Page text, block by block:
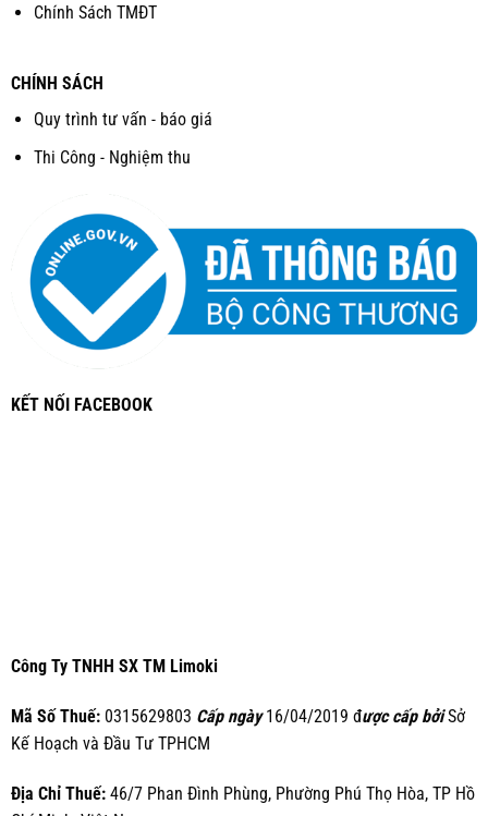
Chính Sách TMĐT
CHÍNH SÁCH
Quy trình tư vấn - báo giá
Thi Công - Nghiệm thu
KẾT NỐI FACEBOOK
Công Ty TNHH SX TM Limoki
Mã Số Thuế:0315629803 Cấp ngày16/04/2019 được cấp bởiSở
Kế Hoạch và Đầu Tư TPHCM
Địa Chỉ Thuế:46/7 Phan Đình Phùng, Phường Phú Thọ Hòa, TP Hồ